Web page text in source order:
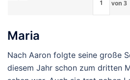
von 3
Maria
Nach Aaron folgte seine große
diesem Jahr schon zum dritten